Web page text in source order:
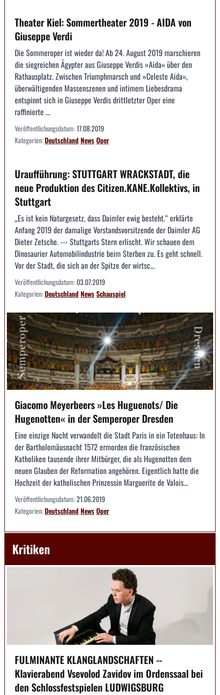
Theater Kiel: Sommertheater 2019 - AIDA von
Giuseppe Verdi
Die Sommeroper ist wieder da! Ab 24. August 2019 marschieren
die siegreichen Ägypter aus Giuseppe Verdis »Aida« über den
Rathausplatz. Zwischen Triumphmarsch und »Celeste Aida«,
überwältigenden Massenszenen und intimem Liebesdrama
entspinnt sich in Giuseppe Verdis drittletzter Oper eine
raffinierte ...
Veröffentlichungsdatum:17.08.2019
Kategorien:DeutschlandNewsOper
Uraufführung: STUTTGART WRACKSTADT, die
neue Produktion des Citizen.KANE.Kollektivs, in
Stuttgart
„Es ist kein Naturgesetz, dass Daimler ewig besteht.“ erklärte
Anfang 2019 der damalige Vorstandsvorsitzende der Daimler AG
Dieter Zetsche. --- Stuttgarts Stern erlischt. Wir schauen dem
Dinosaurier Automobilindustrie beim Sterben zu. Es geht schnell.
Vor der Stadt, die sich an der Spitze der wirtsc...
Veröffentlichungsdatum:03.07.2019
Kategorien:DeutschlandNewsSchauspiel
Giacomo Meyerbeers »Les Huguenots/ Die
Hugenotten« in der Semperoper Dresden
Eine einzige Nacht verwandelt die Stadt Paris in ein Totenhaus: In
der Bartholomäusnacht 1572 ermorden die französischen
Katholiken tausende ihrer Mitbürger, die als Hugenotten dem
neuen Glauben der Reformation angehören. Eigentlich hatte die
Hochzeit der katholischen Prinzessin Marguerite de Valois...
Veröffentlichungsdatum:21.06.2019
Kategorien:DeutschlandNewsOper
Kritiken
FULMINANTE KLANGLANDSCHAFTEN --
Klavierabend Vsevolod Zavidov im Ordenssaal bei
den Schlossfestspielen LUDWIGSBURG